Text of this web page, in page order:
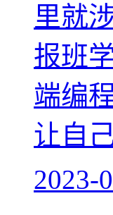
里就
报班
端编
让自
2023-